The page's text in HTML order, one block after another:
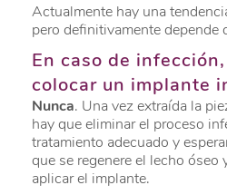
Actualmente hay una
pero definitivamente depende
En caso de
colocar un implante
Nunca. Una vez extraída la
hay que eliminar el proceso
tratamiento adecuado y
que se regenere el lecho óseo
aplicar el implante.